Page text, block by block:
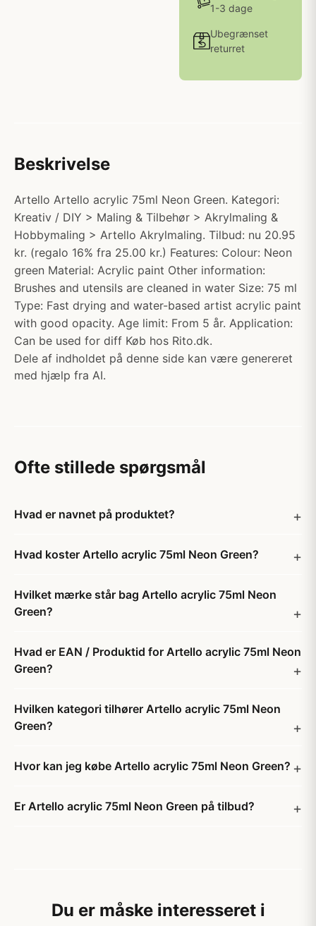
1-3 dage
Ubegrænset
returret
Beskrivelse
Artello Artello acrylic 75ml Neon Green. Kategori:
Kreativ / DIY > Maling & Tilbehør > Akrylmaling &
Hobbymaling > Artello Akrylmaling. Tilbud: nu 20.95
kr. (regalo 16% fra 25.00 kr.) Features: Colour: Neon
green Material: Acrylic paint Other information:
Brushes and utensils are cleaned in water Size: 75 ml
Type: Fast drying and water-based artist acrylic paint
with good opacity. Age limit: From 5 år. Application:
Can be used for diff Køb hos Rito.dk.
Dele af indholdet på denne side kan være genereret
med hjælp fra AI.
Ofte stillede spørgsmål
Hvad er navnet på produktet?
Hvad koster Artello acrylic 75ml Neon Green?
Hvilket mærke står bag Artello acrylic 75ml Neon
Green?
Hvad er EAN / Produktid for Artello acrylic 75ml Neon
Green?
Hvilken kategori tilhører Artello acrylic 75ml Neon
Green?
Hvor kan jeg købe Artello acrylic 75ml Neon Green?
Er Artello acrylic 75ml Neon Green på tilbud?
Du er måske interesseret i